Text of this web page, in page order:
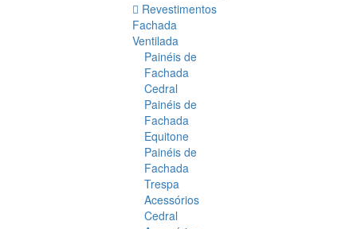
Revestimentos
Fachada
Ventilada
Painéis de
Fachada
Cedral
Painéis de
Fachada
Equitone
Painéis de
Fachada
Trespa
Acessórios
Cedral